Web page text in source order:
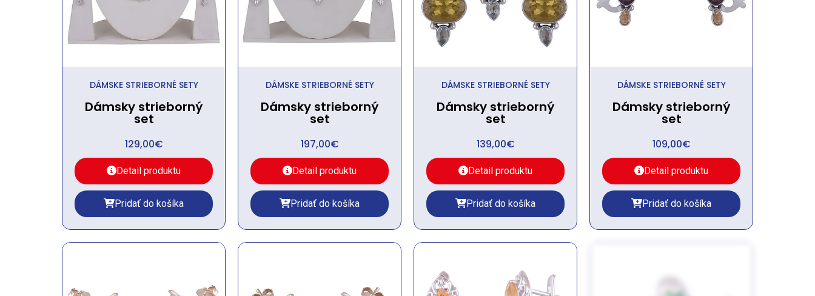
DÁMSKE STRIEBORNÉ SETY
Dámsky strieborný
set
129,00€
Detail produktu
Pridať do košíka
DÁMSKE STRIEBORNÉ SETY
Dámsky strieborný
set
197,00€
Detail produktu
Pridať do košíka
DÁMSKE STRIEBORNÉ SETY
Dámsky strieborný
set
139,00€
Detail produktu
Pridať do košíka
DÁMSKE STRIEBORNÉ SETY
Dámsky strieborný
set
109,00€
Detail produktu
Pridať do košíka